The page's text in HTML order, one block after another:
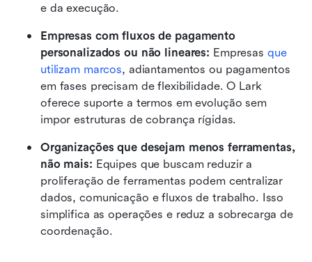
e da execução.
Empresas com fluxos de pagamento
personalizados ou não lineares: Empresas que
utilizam marcos, adiantamentos ou pagamentos
em fases precisam de flexibilidade. O Lark
oferece suporte a termos em evolução sem
impor estruturas de cobrança rígidas.
Organizações que desejam menos ferramentas,
não mais: Equipes que buscam reduzir a
proliferação de ferramentas podem centralizar
dados, comunicação e fluxos de trabalho. Isso
simplifica as operações e reduz a sobrecarga de
coordenação.